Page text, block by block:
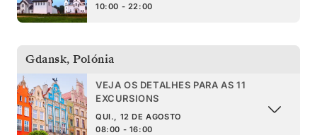
10:00 - 22:00
Gdansk, Polónia
VEJA OS DETALHES PARA AS 11
EXCURSIONS
QUI., 12 DE AGOSTO
08:00 - 16:00